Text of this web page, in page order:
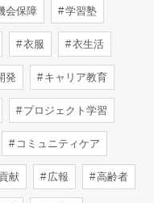
会保障 学習塾
衣服 衣生活
発 キャリア教育
プロジェクト学習
コミュニティケア
献 広報 高齢者